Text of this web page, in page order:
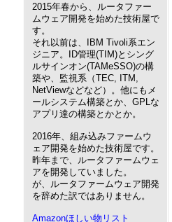
2015年春から、ルータファー
ムウェア開発を始めた技術屋で
す。
それ以前は、IBM Tivoli系エン
ジニア。ID管理(TIM)とシング
ルサインオン(TAMeSSO)の構
築や、監視系（TEC, ITM,
NetViewなどなど）。他にもメ
ールシステム構築とか、GPLな
アプリ達の構築とかとか。
2016年、組み込みファームウ
ェア開発を始めた技術屋です。
昨年まで、ルータファームウェ
アを開発していました。
が、ルータファームウェア開発
を辞めた訳ではありません。
Amazonほしい物リスト